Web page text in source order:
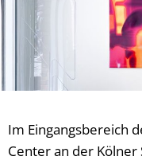
Im Eingangsbereich
Center an der